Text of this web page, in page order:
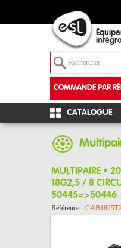
COMMANDE PAR
CATALOGUE
MULTIPAIRE •
18G2,5 / 8
50445=>50446
Référence :